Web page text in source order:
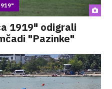
1919" odigrali
"Pazinke"